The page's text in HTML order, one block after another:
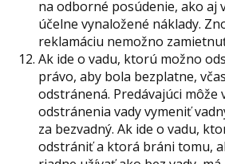
na odborné posúdenie, ako aj
účelne vynaložené náklady.
reklamáciu nemožno
Ak ide o vadu, ktorú možno
právo, aby bola bezplatne,
odstránená. Predávajúci môže
odstránenia vady vymeniť
za bezvadný. Ak ide o vadu,
odstrániť a ktorá bráni tomu,